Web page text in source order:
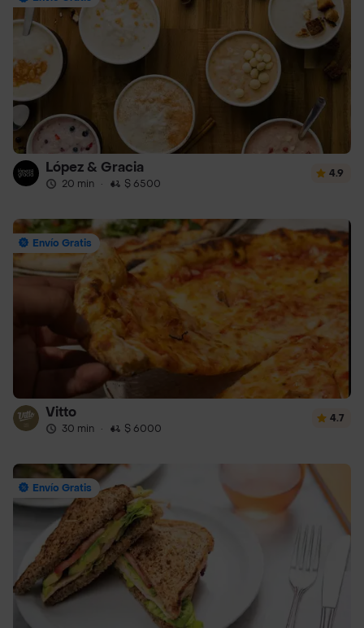
López & Gracia
20 min · $ 6500
4.9
Envío Gratis
Vitto
30 min · $ 6000
4.7
Envío Gratis